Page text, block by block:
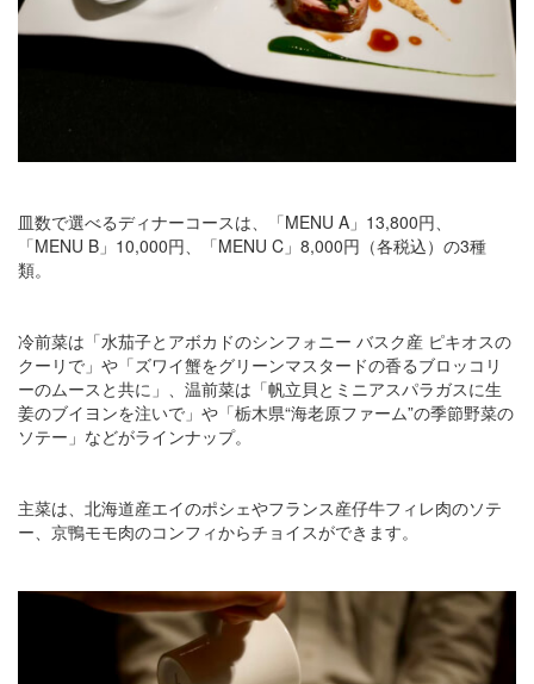
皿数で選べるディナーコースは、「MENU A」13,800円、
「MENU B」10,000円、「MENU C」8,000円（各税込）の3種
類。
冷前菜は「水茄子とアボカドのシンフォニー バスク産 ピキオスの
クーリで」や「ズワイ蟹をグリーンマスタードの香るブロッコリ
ーのムースと共に」、温前菜は「帆立貝とミニアスパラガスに生
姜のブイヨンを注いで」や「栃木県“海老原ファーム”の季節野菜の
ソテー」などがラインナップ。
主菜は、北海道産エイのポシェやフランス産仔牛フィレ肉のソテ
ー、京鴨モモ肉のコンフィからチョイスができます。